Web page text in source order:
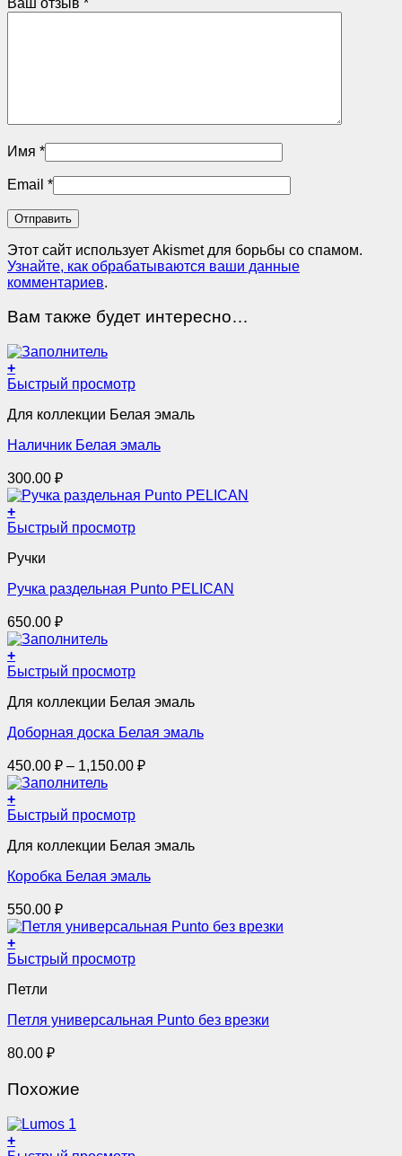
Имя *
Email *
Этот сайт использует Akismet для борьбы со спамом.
Узнайте, как обрабатываются ваши данные
комментариев.
Вам также будет интересно…
+
Быстрый просмотр
Для коллекции Белая эмаль
Наличник Белая эмаль
300.00 ₽
+
Этот
имеет
вариаций.
можно
выбрать
на
странице
Быстрый просмотр
Ручки
Ручка раздельная Punto PELICAN
650.00 ₽
+
Этот
имеет
вариаций.
можно
выбрать
на
странице
Быстрый просмотр
Для коллекции Белая эмаль
Доборная доска Белая эмаль
450.00 ₽ – 1,150.00 ₽Диапазон
+
Быстрый просмотр
Для коллекции Белая эмаль
Коробка Белая эмаль
550.00 ₽
+
Этот
имеет
вариаций.
можно
на
товара.
Быстрый просмотр
Петли
Петля универсальная Punto без врезки
80.00 ₽
Похожие
+